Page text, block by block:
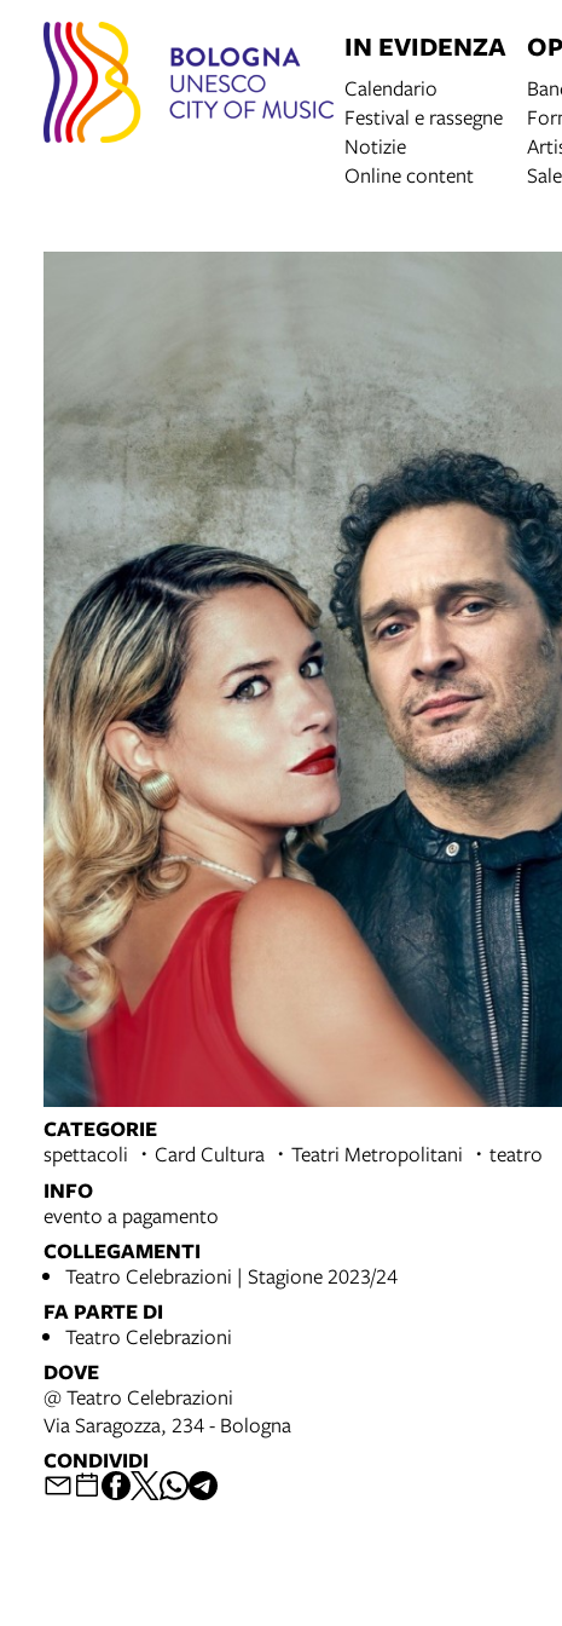
IN EVIDENZA
Calendario
Festival e rassegne
Notizie
Online content
CATEGORIE
spettacoli
Card Cultura Teatri Metropolitani
teatro
INFO
evento a pagamento
COLLEGAMENTI
Teatro Celebrazioni | Stagione 2023/24
FA PARTE DI
Teatro Celebrazioni
DOVE
@ Teatro Celebrazioni
Via Saragozza, 234 - Bologna
CONDIVIDI